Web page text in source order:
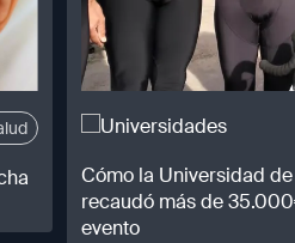
Cómo la Universidad
recaudó más de
evento